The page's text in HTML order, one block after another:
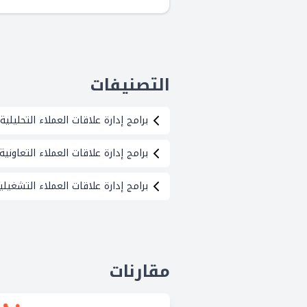
التصنيفات
برامج إدارة علاقات العملاء التحليلية
برامج إدارة علاقات العملاء التعاونية
برامج إدارة علاقات العملاء
مقارنات